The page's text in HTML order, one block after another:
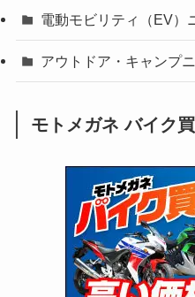
(118)
(60)
(31)
(51)
(34)
(5)
(12)
(38)
(24)
(16)
(25)
(24)
(47)
(249)
(64)
(16)
(62)
(4)
(6)
(1,226)
(12)
(131)
(38)
(131)
(167)
(85)
(21)
(171)
(98)
(274)
(66)
(1,142)
(415)
(186)
(137)
(74) (126)
(170)
(54)
(211)
電動モビリティ（EV）
アウトドア・キャンプ
(19)
モトメガネ バイク